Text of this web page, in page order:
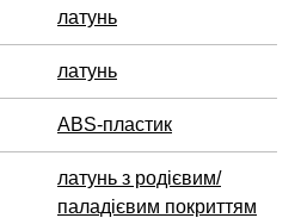
латунь
латунь
ABS-пластик
латунь з родієвим/
паладієвим покриттям